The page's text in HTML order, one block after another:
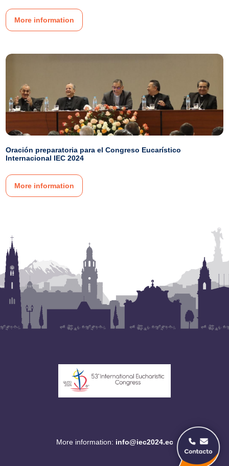
More information
Oración preparatoria para el Congreso Eucarístico
Internacional IEC 2024
More information
More information: info@iec2024.ec